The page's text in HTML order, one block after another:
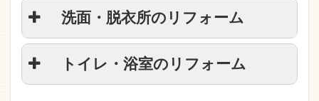
洗面・脱衣所のリフォーム
トイレ・浴室のリフォーム